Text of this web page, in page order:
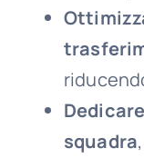
squadra